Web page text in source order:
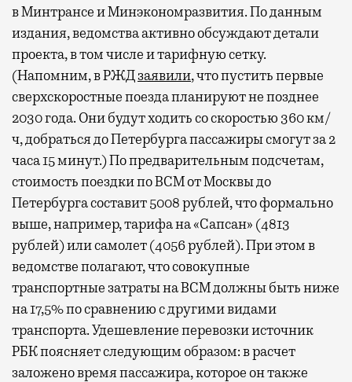
в Минтрансе и Минэкономразвития. По данным
издания, ведомства активно обсуждают детали
проекта, в том числе и тарифную сетку.
(Напомним, в РЖДзаявили, что пустить первые
сверхскоростные поезда планируют не позднее
2030 года. Они будут ходить со скоростью 360 км/
ч, добраться до Петербурга пассажиры смогут за 2
часа 15 минут.) По предварительным подсчетам,
стоимость поездки по ВСМ от Москвы до
Петербурга составит 5008 рублей, что формально
выше, например, тарифа на «Сапсан» (4813
рублей) или самолет (4056 рублей). При этом в
ведомстве полагают, что совокупные
транспортные затраты на ВСМ должны быть ниже
на 17,5% по сравнению с другими видами
транспорта. Удешевление перевозки источник
РБК поясняет следующим образом: в расчет
заложено время пассажира, которое он также